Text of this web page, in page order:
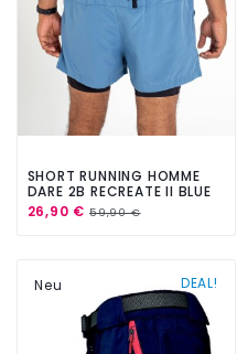
SHORT RUNNING HOMME
DARE 2B RECREATE II BLUE
26,90 € 59,90 €
DEAL!
Neu